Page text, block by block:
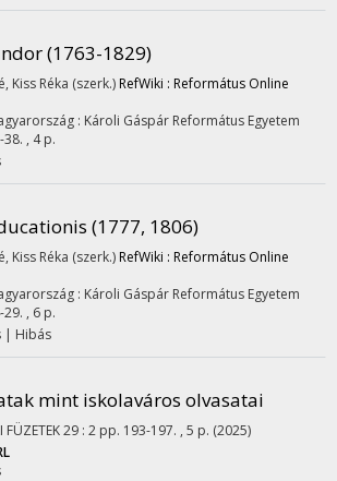
(1763-1829)
Kiss Réka (szerk.) RefWiki : Református Online
: Károli Gáspár Református Egyetem
, 4 p.
(1777, 1806)
Kiss Réka (szerk.) RefWiki : Református Online
: Károli Gáspár Református Egyetem
, 6 p.
| Hibás
mint iskolaváros olvasatai
FÜZETEK29 : 2 pp. 193-197. , 5 p. (2025)